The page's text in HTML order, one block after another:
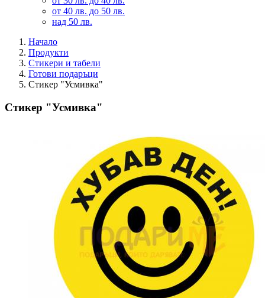
от 40 лв. до 50 лв.
над 50 лв.
Начало
Продукти
Стикери и табели
Готови подаръци
Стикер "Усмивка"
Стикер "Усмивка"